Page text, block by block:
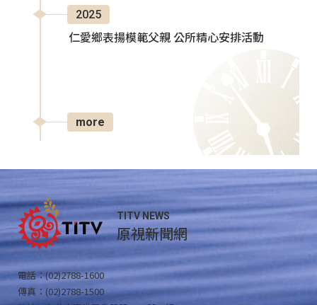
2025
仁愛鄉表揚模範父親 公所精心安排活動
more
TITV NEWS
原視新聞網
電話：(02)2788-1600
傳真：(02)2788-1500